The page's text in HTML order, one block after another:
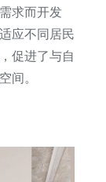
求而开发
应不同居民
促进了与自
间。